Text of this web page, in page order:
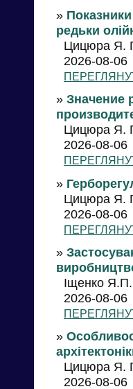
»
редьки
Цицюра Я.
2026-08-06
» Значение
Цицюра Я.
2026-08-06
»
Цицюра Я.
2026-08-06
»
Іщенко
2026-08-06
»
Цицюра Я.
2026-08-06